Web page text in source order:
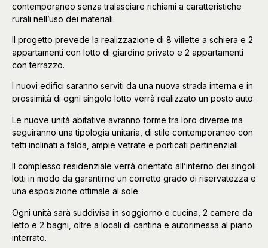
contemporaneo senza tralasciare richiami a caratteristiche
rurali nell’uso dei materiali.
Il progetto prevede la realizzazione di 8 villette a schiera e 2
appartamenti con lotto di giardino privato e 2 appartamenti
con terrazzo.
I nuovi edifici saranno serviti da una nuova strada interna e in
prossimità di ogni singolo lotto verrà realizzato un posto auto.
Le nuove unità abitative avranno forme tra loro diverse ma
seguiranno una tipologia unitaria, di stile contemporaneo con
tetti inclinati a falda, ampie vetrate e porticati pertinenziali.
Il complesso residenziale verrà orientato all’interno dei singoli
lotti in modo da garantirne un corretto grado di riservatezza e
una esposizione ottimale al sole.
Ogni unità sarà suddivisa in soggiorno e cucina, 2 camere da
letto e 2 bagni, oltre a locali di cantina e autorimessa al piano
interrato.